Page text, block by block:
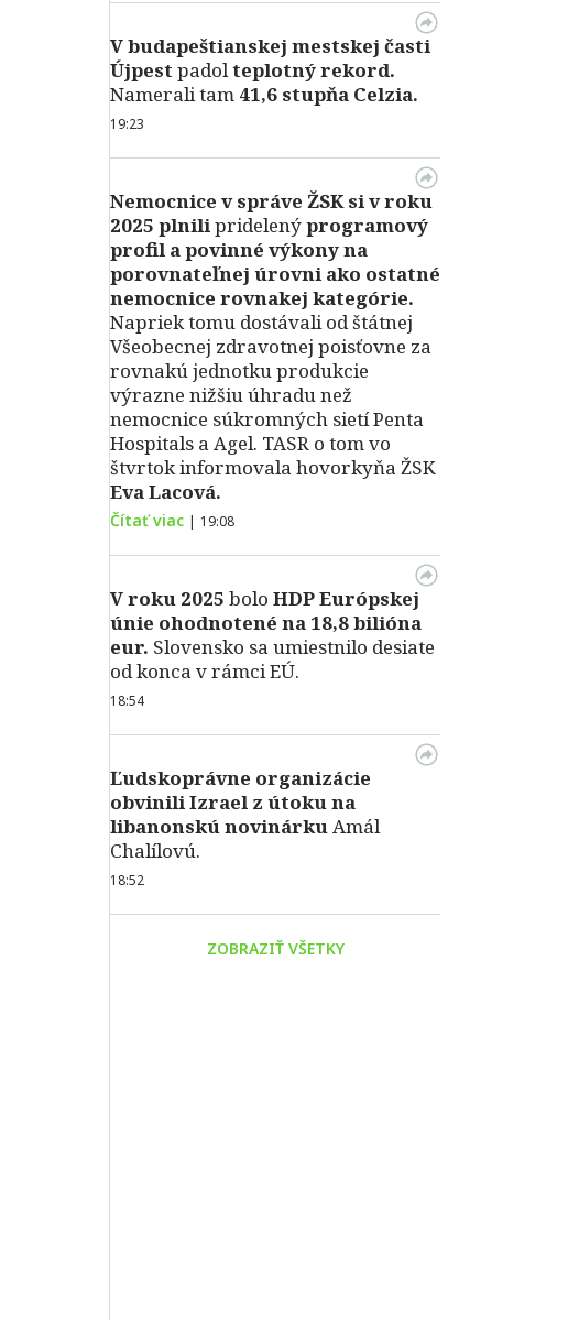
Vbudapeštianskej mestskej časti
Újpestpadolteplotný rekord.
Namerali tam 41,6 stupňa Celzia.
19:23
Nemocnice v správe ŽSK si v roku
2025 plnilipridelenýprogramový
profil a povinné výkony na
porovnateľnej úrovni ako ostatné
nemocnice rovnakej kategórie.
Napriek tomu dostávali od štátnej
Všeobecnej zdravotnej poisťovne za
rovnakú jednotku produkcie
výrazne nižšiu úhradu než
nemocnice súkromných sietí Penta
Hospitals a Agel. TASR o tom vo
štvrtok informovala hovorkyňa ŽSK
Eva Lacová.
Čítať viac | 19:08
V roku 2025 bolo HDPEurópskej
únie ohodnotené na 18,8 bilióna
eur. Slovensko sa umiestnilo desiate
od konca v rámci EÚ.
18:54
Ľudskoprávne organizácie
obvinili Izrael z útoku na
libanonskú novinárkuAmál
Chalílovú.
18:52
ZOBRAZIŤ VŠETKY